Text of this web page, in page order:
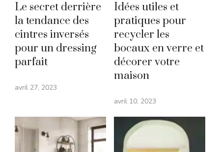
Le secret derrière
la tendance des
cintres inversés
pour un dressing
parfait
avril 27, 2023
Idées utiles et
pratiques pour
recycler les
bocaux en verre et
décorer votre
maison
avril 10, 2023